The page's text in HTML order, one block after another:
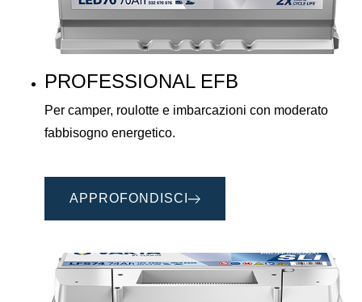
PROFESSIONAL EFB
Per camper, roulotte e imbarcazioni con moderato
fabbisogno energetico.
APPROFONDISCI